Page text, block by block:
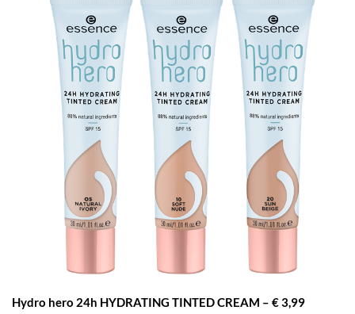
Hydro hero 24h HYDRATING TINTED CREAM – € 3,99